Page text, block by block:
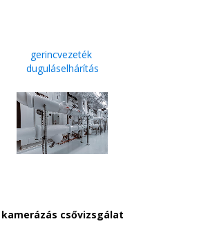
gerincvezeték
duguláselhárítás
kamerázás csővizsgálat